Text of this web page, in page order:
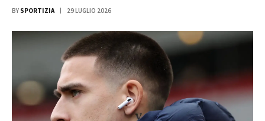
BY SPORTIZIA 29 LUGLIO 2026